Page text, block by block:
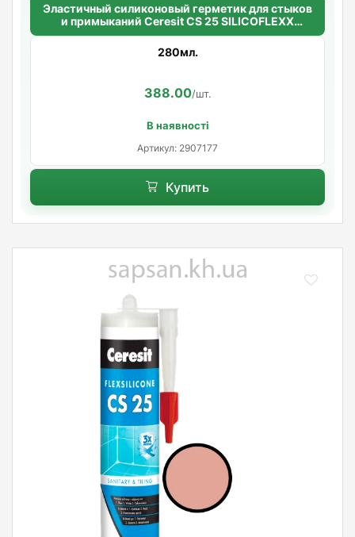
Эластичный силиконовый герметик для стыков
и примыканий Ceresit CS 25 SILICOFLEXX
(серый)
280мл.
388.00/шт.
В наявності
Артикул: 2907177
Купить